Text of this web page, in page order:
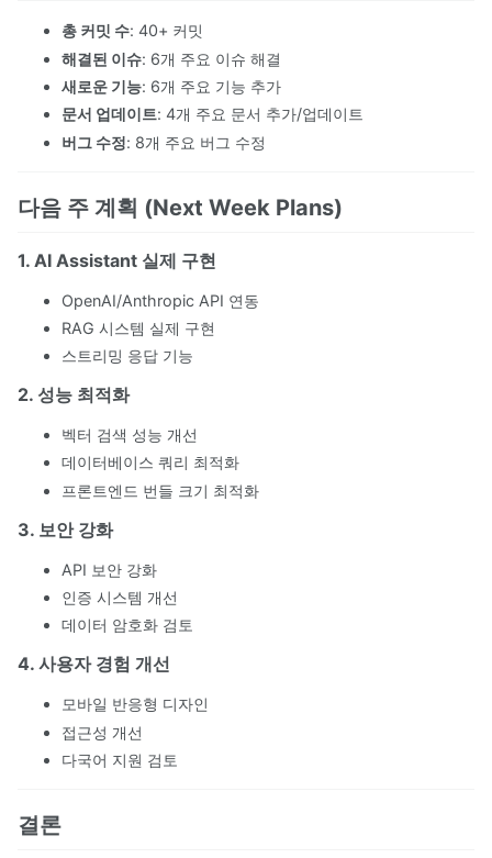
총 커밋 수: 40+ 커밋
해결된 이슈: 6개 주요 이슈 해결
새로운 기능: 6개 주요 기능 추가
문서 업데이트: 4개 주요 문서 추가/업데이트
버그 수정: 8개 주요 버그 수정
다음 주 계획 (Next Week Plans)
1. AI Assistant 실제 구현
OpenAI/Anthropic API 연동
RAG 시스템 실제 구현
스트리밍 응답 기능
2. 성능 최적화
벡터 검색 성능 개선
데이터베이스 쿼리 최적화
프론트엔드 번들 크기 최적화
3. 보안 강화
API 보안 강화
인증 시스템 개선
데이터 암호화 검토
4. 사용자 경험 개선
모바일 반응형 디자인
접근성 개선
다국어 지원 검토
결론